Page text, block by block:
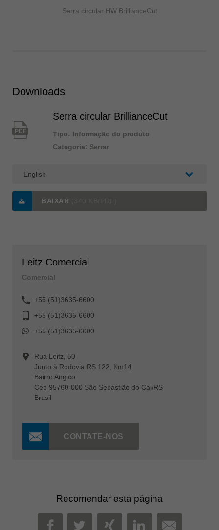
Serra circular HW BrillianceCut
Downloads
PDF
Serra circular BrillianceCut
Tipo: Informação do produto
Categoria: Serrar
BAIXAR
Leitz Comercial
Comercial
+55 (51)3635-6600
+55 (51)3635-6600
+55 (51)3635-6600
Rua Leitz, 50
Junto à Rodovia RS 122, Km14
Bairro Angico
Cep 95760-000 São Sebastião do Cai/RS
Brasil
CONTATE-NOS
Recomendar esta página